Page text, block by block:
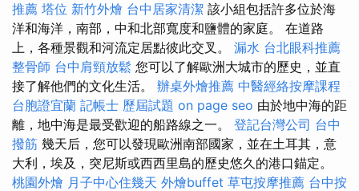
推薦 塔位 新竹外燴 台中居家清潔 該小組包括許多位於海
洋和海洋，南部，中和北部寬度和鹽體的家庭。 在道路
上，各種景觀和河流定居點彼此交叉。 漏水 台北眼科推薦
整骨師 台中肩頸放鬆 您可以了解歐洲大城市的歷史，並直
接了解他們的文化生活。 辦桌外燴推薦 中醫經絡按摩課程
台胞證宜蘭 記帳士 歷屆試題 on page seo 由於地中海的距
離，地中海是最受歡迎的船路線之一。 登記台灣公司 台中
撥筋 幾天后，您可以發現歐洲南部國家，並在土耳其，意
大利，埃及，突尼斯或西西里島的歷史悠久的港口錨定。
桃園外燴 月子中心住幾天 外燴buffet 草屯按摩推薦 台中按